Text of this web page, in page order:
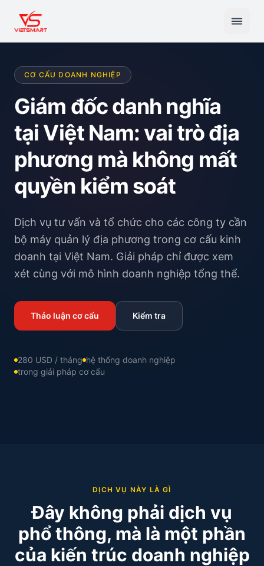
CƠ CẤU DOANH NGHIỆP
Giám đốc danh nghĩa
tại Việt Nam: vai trò địa
phương mà không mất
quyền kiểm soát
Dịch vụ tư vấn và tổ chức cho các công ty cần
bộ máy quản lý địa phương trong cơ cấu kinh
doanh tại Việt Nam. Giải pháp chỉ được xem
xét cùng với mô hình doanh nghiệp tổng thể.
Thảo luận cơ cấu Kiểm tra
280 USD / tháng hệ thống doanh nghiệp
trong giải pháp cơ cấu
DỊCH VỤ NÀY LÀ GÌ
Đây không phải dịch vụ
phổ thông, mà là một phần
của kiến trúc doanh nghiệp